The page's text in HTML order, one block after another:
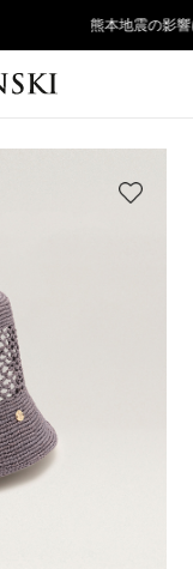
熊本地震の影響